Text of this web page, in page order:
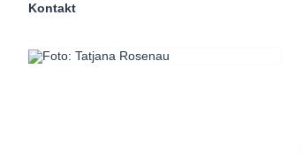
Kontakt